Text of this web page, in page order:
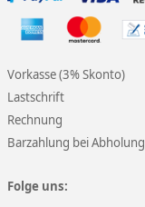
Vorkasse (3% Skonto)
Lastschrift
Rechnung
Barzahlung bei Abholung
Folge uns: